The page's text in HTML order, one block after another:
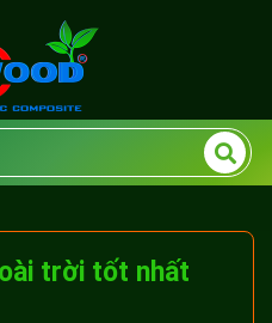
trời tốt nhất